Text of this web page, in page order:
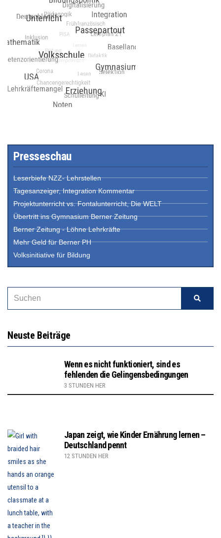
Presseschau
Leserbiefe NZZ- Lehrstellen
Tagesanzeiger, Integration Kommentar
Projektunterricht vs. Fontalunterricht, Die WELT
Übertritt ins Gymnasium Berner Zeitung
Berner Zeitung - Löhne Lehrkräfte
Mehr Geld für Berner PH
Volksinitiative für Bildung
Neuste Beiträge
Wenn es nicht funktioniert, sind es
fehlenden die Gelingensbedingungen
3 STUNDEN HER
Japan zeigt, wie Kinder Ernährung lernen –
Deutschland pennt
12 STUNDEN HER